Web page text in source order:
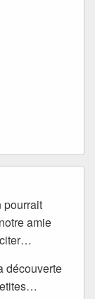
pourrait
amie
découverte